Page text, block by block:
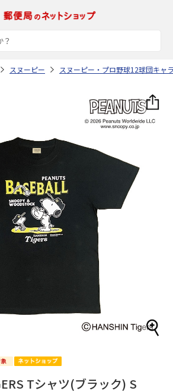
スヌーピー スヌーピー・プロ野球12球団キャ
Tシャツ(ブラック) S